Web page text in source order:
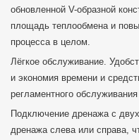
обновленной V-образной
площадь теплообмена и
процесса в целом.
Лёгкое обслуживание.
и экономия времени и
регламентного
Подключение дренажа с
дренажа слева или справа,